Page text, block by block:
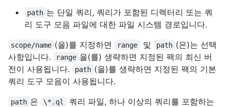
path 는 단일 쿼리, 쿼리가 포함된 디렉터리 또는 쿼
리 도구 모음 파일에 대한 파일 시스템 경로입니다.
scope/name (을)를 지정하면 range 및 path (은)는 선택
사항입니다.
range 을(를) 생략하면 지정된 팩의 최신 버
전이 사용됩니다.
path (을)를 생략하면 지정된 팩의 기본
쿼리 도구 모음이 사용됩니다.
path 은 \*.ql
쿼리 파일, 하나 이상의 쿼리를 포함하는